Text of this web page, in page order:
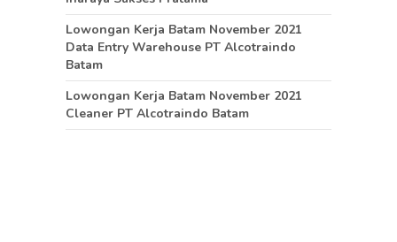
Lowongan Kerja Batam November 2021
Data Entry Warehouse PT Alcotraindo
Batam
Lowongan Kerja Batam November 2021
Cleaner PT Alcotraindo Batam